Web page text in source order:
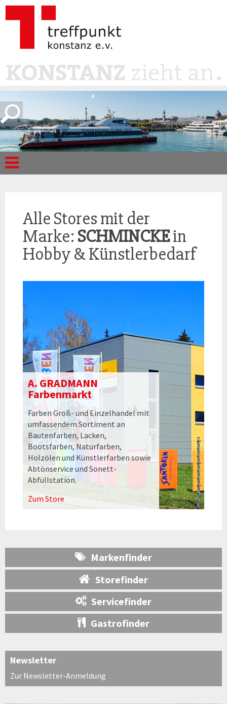
Alle Stores mit der
Marke: SCHMINCKEin
Hobby & Künstlerbedarf
A. GRADMANN
Farbenmarkt
Farben Groß- und Einzelhandel mit
umfassendem Sortiment an
Bautenfarben, Lacken,
Bootsfarben, Naturfarben,
Holzölen und Künstlerfarben sowie
Abtönservice und Sonett-
Abfüllstation.
Zum Store
Markenfinder
Storefinder
Servicefinder
Gastrofinder
Newsletter
Zur Newsletter-Anmeldung